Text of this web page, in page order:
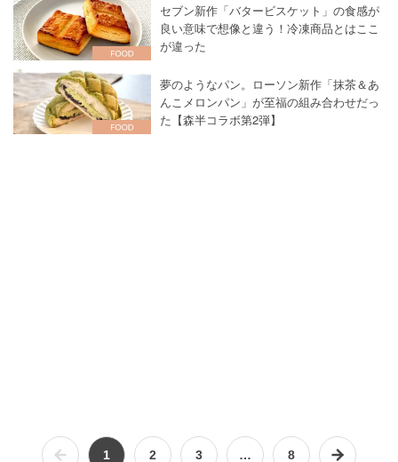
セブン新作「バタービスケット」の食感が
良い意味で想像と違う！冷凍商品とはここ
が違った
夢のようなパン。ローソン新作「抹茶＆あ
んこメロンパン」が至福の組み合わせだっ
た【森半コラボ第2弾】
1 2 3 … 8